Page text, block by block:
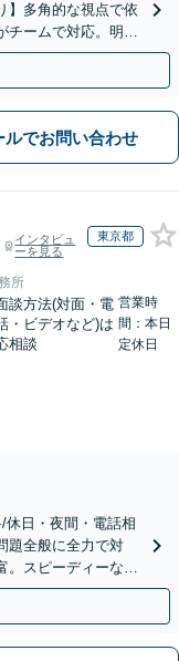
】多角的な視点で依
チームで対応。明快
相談可】
ルでお問い合わせ
インタビュ
ーを見る
東京都
所
談方法(対面・電
・ビデオなど)は
相談
営業時
間：本日
定休日
休日・夜間・電話相
題全般に全力で対
。スピーディーな対
われたい】